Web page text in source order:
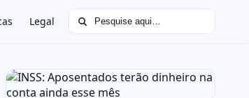
Legal Buscar por: